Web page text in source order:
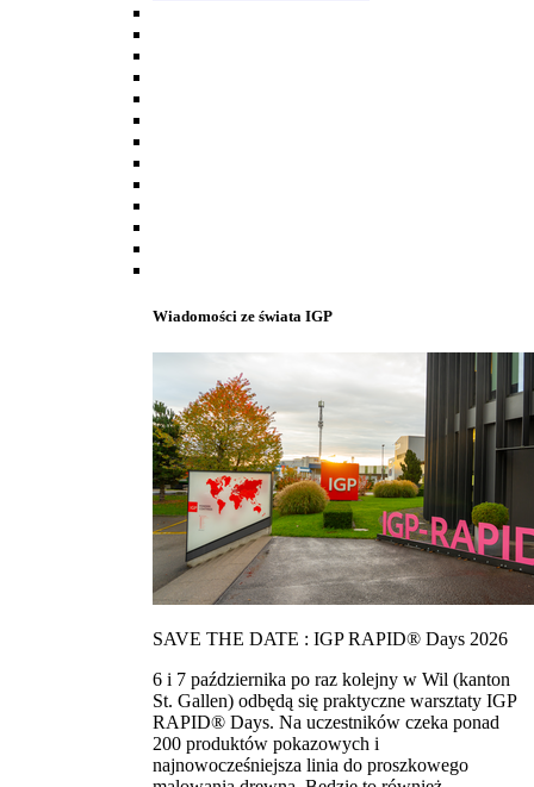
Wiadomości ze świata IGP
SAVE THE DATE : IGP RAPID® Days 2026
6 i 7 października po raz kolejny w Wil (kanton
St. Gallen) odbędą się praktyczne warsztaty IGP
RAPID® Days. Na uczestników czeka ponad
200 produktów pokazowych i
najnowocześniejsza linia do proszkowego